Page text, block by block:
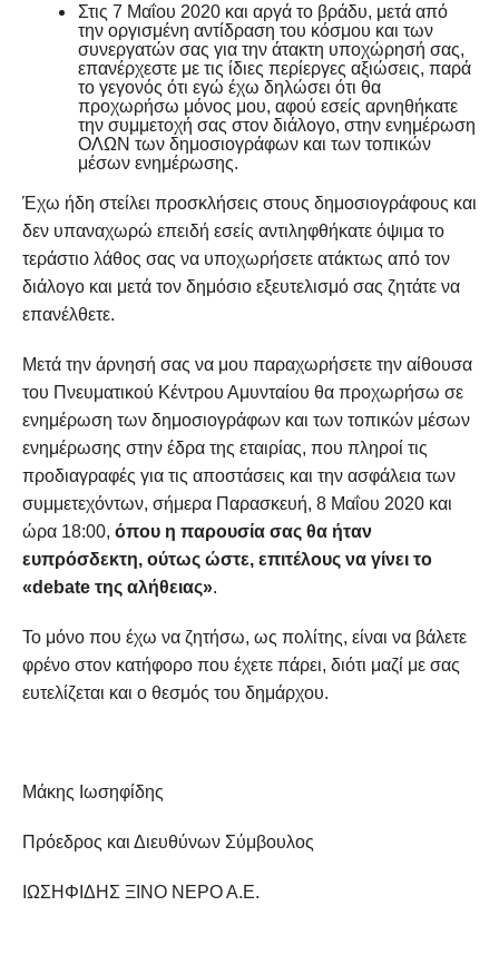
Στις 7 Μαΐου 2020 και αργά το βράδυ, μετά από
την οργισμένη αντίδραση του κόσμου και των
συνεργατών σας για την άτακτη υποχώρησή σας,
επανέρχεστε με τις ίδιες περίεργες αξιώσεις, παρά
το γεγονός ότι εγώ έχω δηλώσει ότι θα
προχωρήσω μόνος μου, αφού εσείς αρνηθήκατε
την συμμετοχή σας στον διάλογο, στην ενημέρωση
ΟΛΩΝ των δημοσιογράφων και των τοπικών
μέσων ενημέρωσης.
Έχω ήδη στείλει προσκλήσεις στους δημοσιογράφους και
δεν υπαναχωρώ επειδή εσείς αντιληφθήκατε όψιμα το
τεράστιο λάθος σας να υποχωρήσετε ατάκτως από τον
διάλογο και μετά τον δημόσιο εξευτελισμό σας ζητάτε να
επανέλθετε.
Μετά την άρνησή σας να μου παραχωρήσετε την αίθουσα
του Πνευματικού Κέντρου Αμυνταίου θα προχωρήσω σε
ενημέρωση των δημοσιογράφων και των τοπικών μέσων
ενημέρωσης στην έδρα της εταιρίας, που πληροί τις
προδιαγραφές για τις αποστάσεις και την ασφάλεια των
συμμετεχόντων, σήμερα Παρασκευή, 8 Μαΐου 2020 και
ώρα 18:00, όπου η παρουσία σας θα ήταν
ευπρόσδεκτη, ούτως ώστε, επιτέλους να γίνει το
«debate της αλήθειας».
Το μόνο που έχω να ζητήσω, ως πολίτης, είναι να βάλετε
φρένο στον κατήφορο που έχετε πάρει, διότι μαζί με σας
ευτελίζεται και ο θεσμός του δημάρχου.
Μάκης Ιωσηφίδης
Πρόεδρος και Διευθύνων Σύμβουλος
ΙΩΣΗΦΙΔΗΣ ΞΙΝΟ ΝΕΡΟ Α.Ε.